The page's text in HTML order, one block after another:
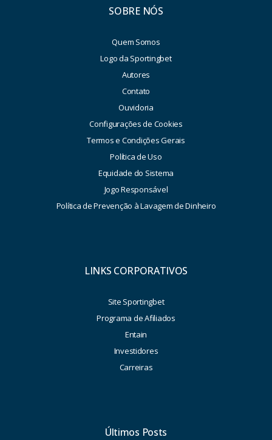
SOBRE NÓS
Quem Somos
Logo da Sportingbet
Autores
Contato
Ouvidoria
Configurações de Cookies
Termos e Condições Gerais
Política de Uso
Equidade do Sistema
Jogo Responsável
Política de Prevenção à Lavagem de Dinheiro
LINKS CORPORATIVOS
Site Sportingbet
Programa de Afiliados
Entain
Investidores
Carreiras
Últimos Posts